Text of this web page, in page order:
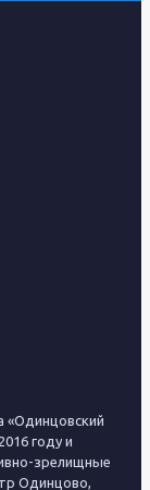
«Одинцовский
году и
зрелищные
Одинцово,